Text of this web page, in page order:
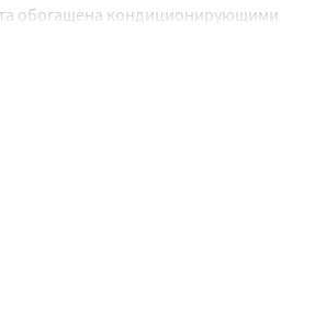
обогащена кондиционирующими